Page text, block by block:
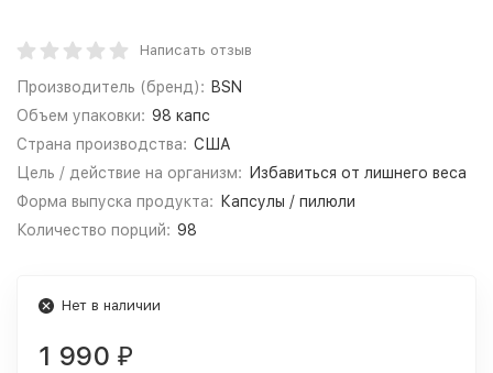
Написать отзыв
Производитель (бренд): BSN
Объем упаковки: 98 капс
Страна производства: США
Цель / действие на организм:
Избавиться от лишнего веса
Форма выпуска продукта:
Капсулы / пилюли
Количество порций: 98
Нет в наличии
1 990 ₽